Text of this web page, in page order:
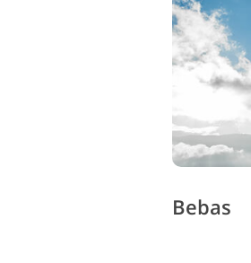
Bebas